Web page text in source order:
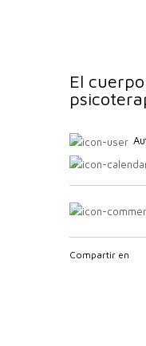
El
Compartir en